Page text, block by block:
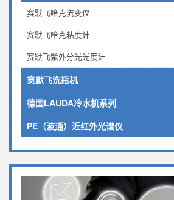
赛默飞哈克流变仪
赛默飞哈克粘度计
赛默飞紫外分光光度计
赛默飞洗瓶机
德国LAUDA冷水机系列
PE（波通）近红外光谱仪